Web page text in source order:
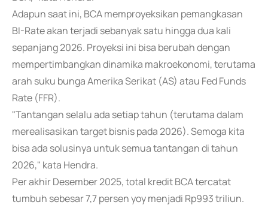
Adapun saat ini, BCA memproyeksikan pemangkasan
BI-Rate akan terjadi sebanyak satu hingga dua kali
sepanjang 2026. Proyeksi ini bisa berubah dengan
mempertimbangkan dinamika makroekonomi, terutama
arah suku bunga Amerika Serikat (AS) atau Fed Funds
Rate (FFR).
"Tantangan selalu ada setiap tahun (terutama dalam
merealisasikan target bisnis pada 2026). Semoga kita
bisa ada solusinya untuk semua tantangan di tahun
2026," kata Hendra.
Per akhir Desember 2025, total kredit BCA tercatat
tumbuh sebesar 7,7 persen yoy menjadi Rp993 triliun.